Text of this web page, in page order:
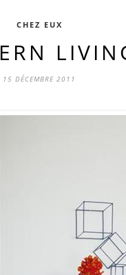
CHEZ EUX
15 DÉCEMBRE 2011